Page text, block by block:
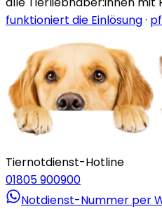
funktioniert die Einlösung·
Tiernotdienst-Hotline
01805 900900
Notdienst-Nummer per